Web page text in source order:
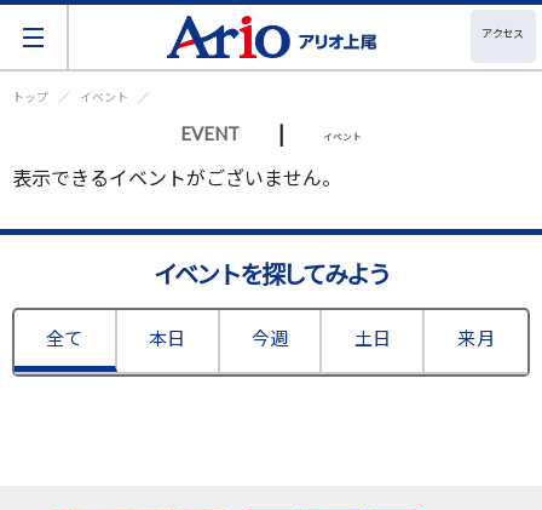
アクセス
トップ イベント
EVENT | イベント
表示できるイベントがございません。
イベントを探してみよう
全て 本日 今週 土日 来月